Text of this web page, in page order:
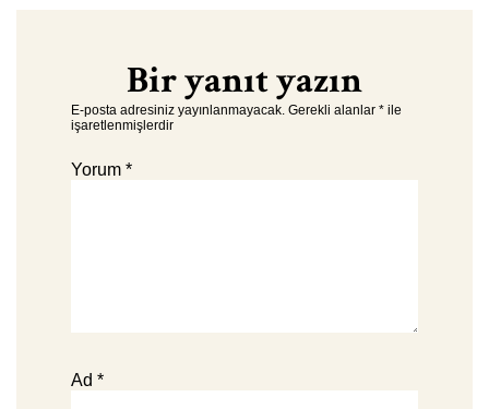
Bir yanıt yazın
E-posta adresiniz yayınlanmayacak. Gerekli alanlar * ile
işaretlenmişlerdir
Yorum *
Ad *